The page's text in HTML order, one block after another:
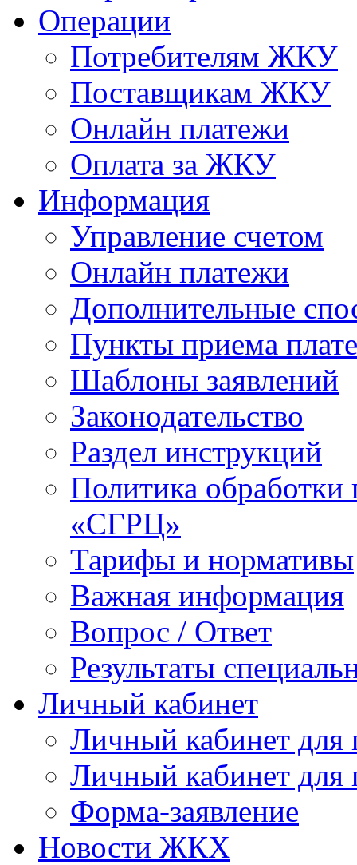
Операции
Потребителям ЖКУ
Поставщикам ЖКУ
Онлайн платежи
Оплата за ЖКУ
Информация
Управление счетом
Онлайн платежи
Дополнительные
Пункты приема
Шаблоны заявлений
Законодательство
Раздел инструкций
Политика
«СГРЦ»
Тарифы и нормативы
Важная информация
Вопрос / Ответ
Результаты
Личный кабинет
Личный кабинет
Личный кабинет
Форма-заявление
Новости ЖКХ